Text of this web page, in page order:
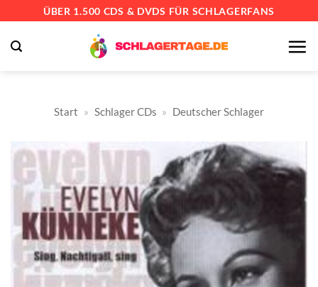
springen
ÜBER 1.500 CDS & DVDS FÜR SCHLAGERFANS
Start » Schlager CDs » Deutscher Schlager